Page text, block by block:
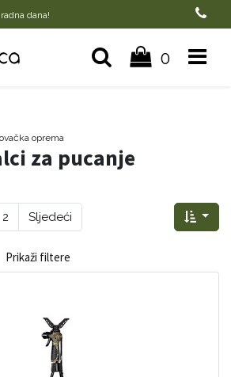
dana!
0
oprema
za pucanje
2 Sljedeći
Prikaži filtere